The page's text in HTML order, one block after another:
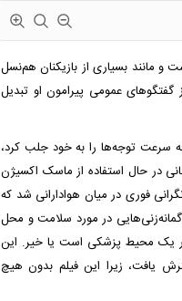
مانند بسیاری از بازیکنان هم‌نسل
عمومی پیرامون او تبدیل
توجه‌ها را به خود جلب کرد،
در حال استفاده از ماسک اکسیژن
فوری در میان هوادارانی شد که
گمانه‌زنی‌هایی در مورد سلامت و محل
یک محیط پزشکی است یا خیر. این
یافت، زیرا این فیلم بدون هیچ